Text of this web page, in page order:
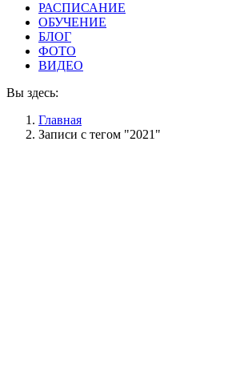
РАСПИСАНИЕ
ОБУЧЕНИЕ
БЛОГ
ФОТО
ВИДЕО
Вы здесь:
Главная
Записи с тегом "2021"